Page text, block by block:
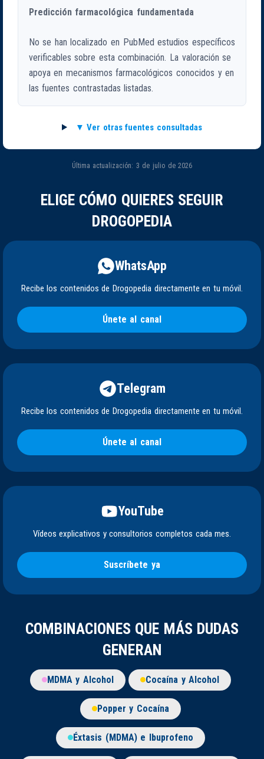
Predicción farmacológica fundamentada
No se han localizado en PubMed estudios específicos
verificables sobre esta combinación. La valoración se
apoya en mecanismos farmacológicos conocidos y en
las fuentes contrastadas listadas.
Ver otras fuentes consultadas
Última actualización: 3 de julio de 2026
ELIGE CÓMO QUIERES SEGUIR
DROGOPEDIA
WhatsApp
Recibe los contenidos de Drogopedia directamente en tu móvil.
Únete al canal
Telegram
Recibe los contenidos de Drogopedia directamente en tu móvil.
Únete al canal
YouTube
Vídeos explicativos y consultorios completos cada mes.
Suscríbete ya
COMBINACIONES QUE MÁS DUDAS
GENERAN
MDMA y Alcohol Cocaína y Alcohol
Popper y Cocaína
Éxtasis (MDMA) e Ibuprofeno